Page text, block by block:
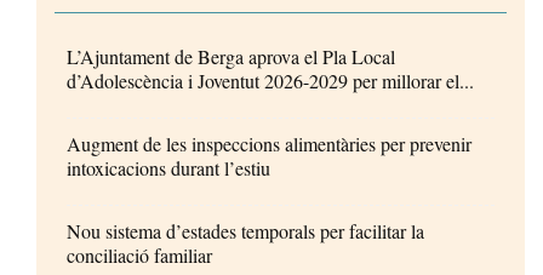
L’Ajuntament de Berga aprova el Pla Local
d’Adolescència i Joventut 2026-2029 per millorar el...
Augment de les inspeccions alimentàries per prevenir
intoxicacions durant l’estiu
Nou sistema d’estades temporals per facilitar la
conciliació familiar